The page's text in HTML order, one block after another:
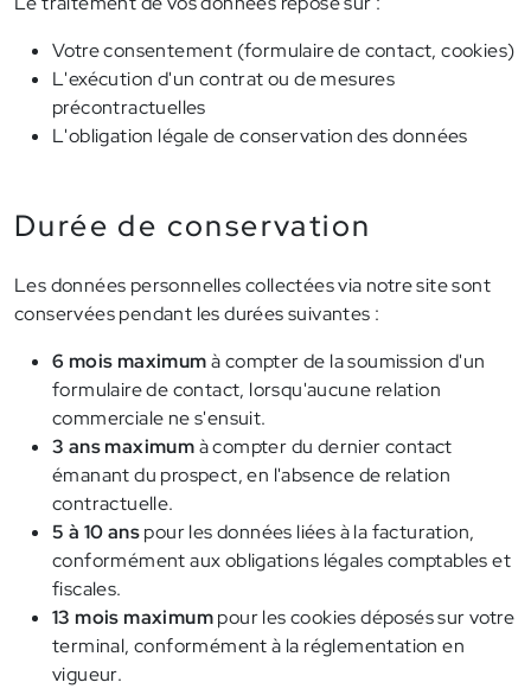
Votre consentement (formulaire de contact, cookies)
L'exécution d'un contrat ou de mesures
précontractuelles
L'obligation légale de conservation des données
Durée de conservation
Les données personnelles collectées via notre site sont
conservées pendant les durées suivantes :
6 mois maximumà compter de la soumission d'un
formulaire de contact, lorsqu'aucune relation
commerciale ne s'ensuit.
3 ans maximumà compter du dernier contact
émanant du prospect, en l'absence de relation
contractuelle.
5 à 10 anspour les données liées à la facturation,
conformément aux obligations légales comptables et
fiscales.
13 mois maximumpour les cookies déposés sur votre
terminal, conformément à la réglementation en
vigueur.